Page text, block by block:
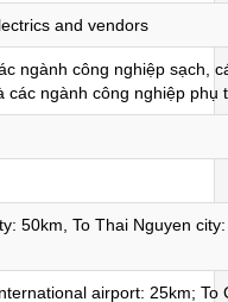
and vendors
ngành công nghiệp sạch,
các ngành công nghiệp phụ
50km, To Thai Nguyen
airport: 25km; To